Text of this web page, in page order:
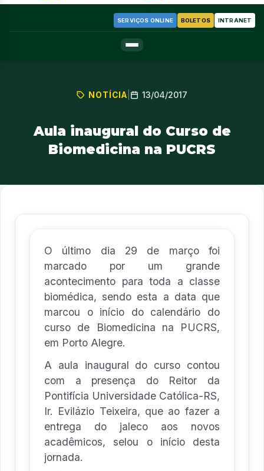
SERVIÇOS ONLINE BOLETOS INTRANET
NOTÍCIA 13/04/2017
Aula inaugural do Curso de
Biomedicina na PUCRS
O último dia 29 de março foi
marcado por um grande
acontecimento para toda a classe
biomédica, sendo esta a data que
marcou o início do calendário do
curso de Biomedicina na PUCRS,
em Porto Alegre.
A aula inaugural do curso contou
com a presença do Reitor da
Pontifícia Universidade Católica-RS,
Ir. Evilázio Teixeira, que ao fazer a
entrega do jaleco aos novos
acadêmicos, selou o início desta
jornada.